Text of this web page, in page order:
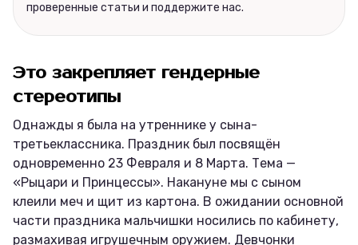
проверенные статьи и поддержите нас.
Это закрепляет гендерные
стереотипы
Однажды я была на утреннике у сына-
третьеклассника. Праздник был посвящён
одновременно 23 Февраля и 8 Марта. Тема —
«Рыцари и Принцессы». Накануне мы с сыном
клеили меч и щит из картона. В ожидании основной
части праздника мальчишки носились по кабинету,
размахивая игрушечным оружием. Девчонки